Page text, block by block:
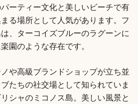
ーティー文化と美しいビーチで有
る場所として人気があります。フ
、ターコイズブルーのラグーンに
園のような存在です。
や高級ブランドショップが立ち並
たちの社交場として知られていま
シャのミコノス島。美しい風景と